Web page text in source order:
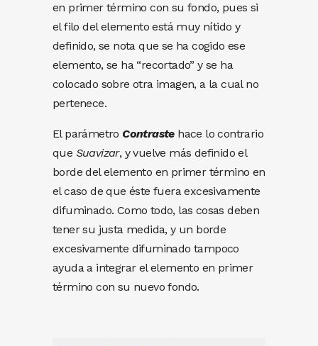
en primer término con su fondo, pues si
el filo del elemento está muy nítido y
definido, se nota que se ha cogido ese
elemento, se ha “recortado” y se ha
colocado sobre otra imagen, a la cual no
pertenece.
El parámetro Contrastehace lo contrario
que Suavizar, y vuelve más definido el
borde del elemento en primer término en
el caso de que éste fuera excesivamente
difuminado. Como todo, las cosas deben
tener su justa medida, y un borde
excesivamente difuminado tampoco
ayuda a integrar el elemento en primer
término con su nuevo fondo.